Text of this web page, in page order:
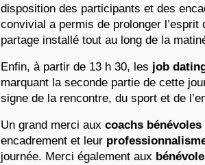
disposition des participants et des
convivial a permis de prolonger l’esprit
partage installé tout au long de la
Enfin, à partir de 13 h 30, les job
marquant la seconde partie de cette
signe de la rencontre, du sport et de
Un grand merci aux coachs bénévoles
encadrement et leur
journée. Merci également aux